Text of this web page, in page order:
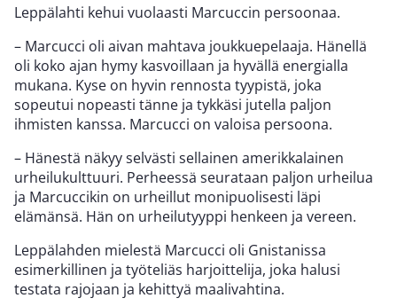
Leppälahti kehui vuolaasti Marcuccin persoonaa.
– Marcucci oli aivan mahtava joukkuepelaaja. Hänellä
oli koko ajan hymy kasvoillaan ja hyvällä energialla
mukana. Kyse on hyvin rennosta tyypistä, joka
sopeutui nopeasti tänne ja tykkäsi jutella paljon
ihmisten kanssa. Marcucci on valoisa persoona.
– Hänestä näkyy selvästi sellainen amerikkalainen
urheilukulttuuri. Perheessä seurataan paljon urheilua
ja Marcuccikin on urheillut monipuolisesti läpi
elämänsä. Hän on urheilutyyppi henkeen ja vereen.
Leppälahden mielestä Marcucci oli Gnistanissa
esimerkillinen ja työteliäs harjoittelija, joka halusi
testata rajojaan ja kehittyä maalivahtina.